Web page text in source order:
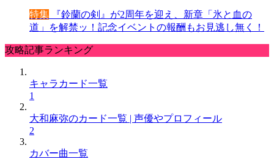
特集 『鈴蘭の剣』が2周年を迎え、新章「氷と血の
道」を解禁ッ！記念イベントの報酬もお見逃し無く！
攻略記事ランキング
キャラカード一覧
1
大和麻弥のカード一覧 | 声優やプロフィール
2
カバー曲一覧